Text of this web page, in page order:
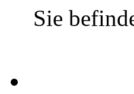
Sie